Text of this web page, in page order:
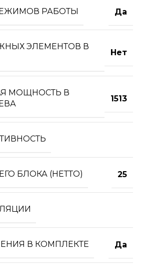
РАБОТЫ Да
ЭЛЕМЕНТОВ В
Нет
МОЩНОСТЬ В
1513
БЛОКА (НЕТТО) 25
В КОМПЛЕКТЕ Да